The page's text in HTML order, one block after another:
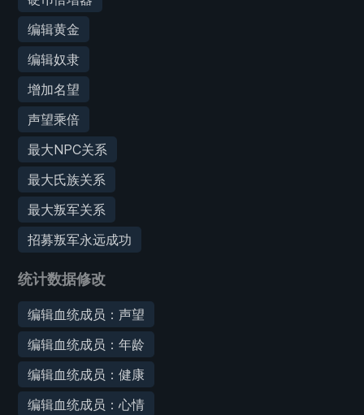
编辑黄金
编辑奴隶
增加名望
声望乘倍
最大NPC关系
最大氏族关系
最大叛军关系
招募叛军永远成功
统计数据修改
编辑血统成员：声望
编辑血统成员：年龄
编辑血统成员：健康
编辑血统成员：心情